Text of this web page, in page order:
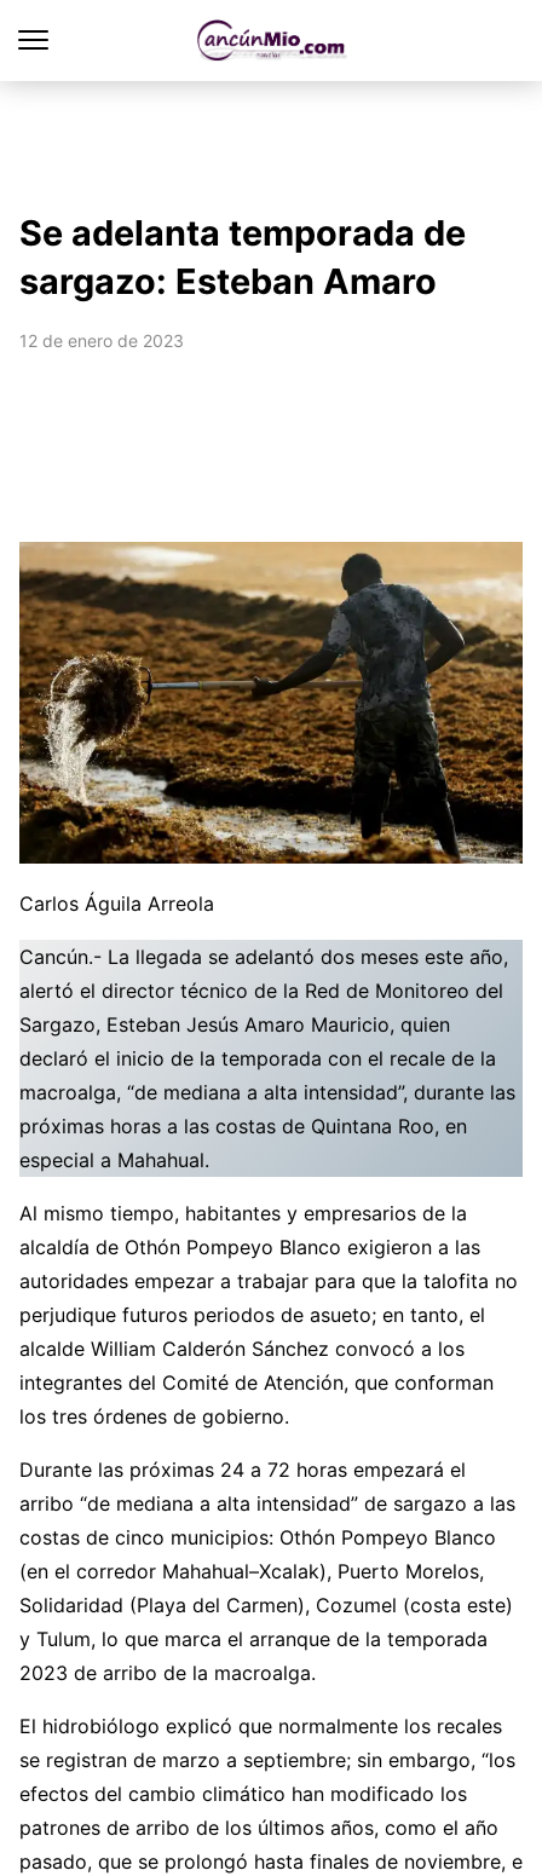
Se adelanta temporada de
sargazo: Esteban Amaro
12 de enero de 2023
Carlos Águila Arreola
Cancún.- La llegada se adelantó dos meses este año,
alertó el director técnico de la Red de Monitoreo del
Sargazo, Esteban Jesús Amaro Mauricio, quien
declaró el inicio de la temporada con el recale de la
macroalga, “de mediana a alta intensidad”, durante las
próximas horas a las costas de Quintana Roo, en
especial a Mahahual.
Al mismo tiempo, habitantes y empresarios de la
alcaldía de Othón Pompeyo Blanco exigieron a las
autoridades empezar a trabajar para que la talofita no
perjudique futuros periodos de asueto; en tanto, el
alcalde William Calderón Sánchez convocó a los
integrantes del Comité de Atención, que conforman
los tres órdenes de gobierno.
Durante las próximas 24 a 72 horas empezará el
arribo “de mediana a alta intensidad” de sargazo a las
costas de cinco municipios: Othón Pompeyo Blanco
(en el corredor Mahahual–Xcalak), Puerto Morelos,
Solidaridad (Playa del Carmen), Cozumel (costa este)
y Tulum, lo que marca el arranque de la temporada
2023 de arribo de la macroalga.
El hidrobiólogo explicó que normalmente los recales
se registran de marzo a septiembre; sin embargo, “los
efectos del cambio climático han modificado los
patrones de arribo de los últimos años, como el año
pasado, que se prolongó hasta finales de noviembre, e